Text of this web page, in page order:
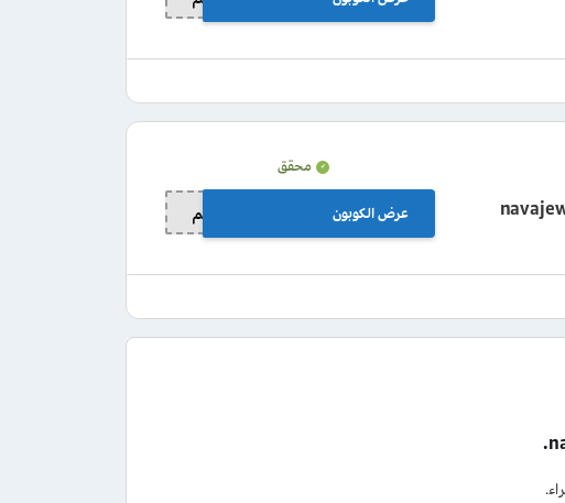
محقق
لا تحتاج كود خصم عرض الكوبون